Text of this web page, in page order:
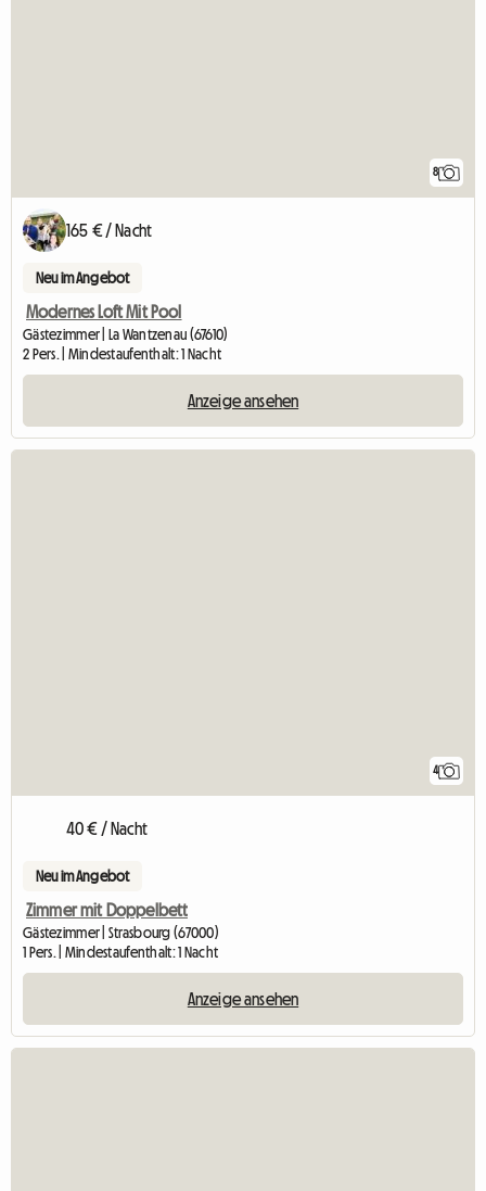
8
165 € / Nacht
Neu im Angebot
Modernes Loft Mit Pool
Gästezimmer | La Wantzenau (67610)
2 Pers. | Mindestaufenthalt: 1 Nacht
Anzeige ansehen
4
40 € / Nacht
Neu im Angebot
Zimmer mit Doppelbett
Gästezimmer | Strasbourg (67000)
1 Pers. | Mindestaufenthalt: 1 Nacht
Anzeige ansehen